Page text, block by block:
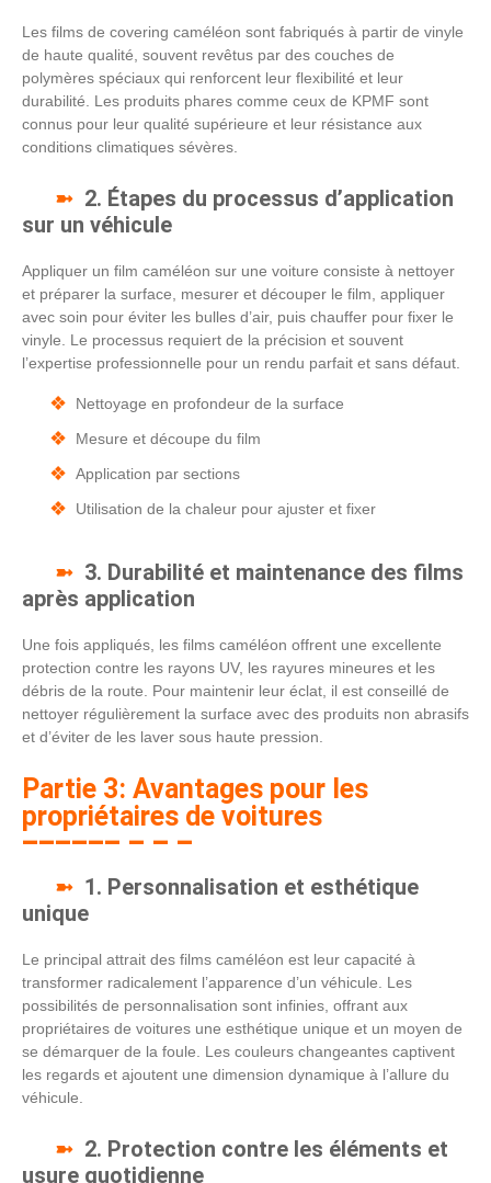
Les films de covering caméléon sont fabriqués à partir de vinyle
de haute qualité, souvent revêtus par des couches de
polymères spéciaux qui renforcent leur flexibilité et leur
durabilité. Les produits phares comme ceux de KPMF sont
connus pour leur qualité supérieure et leur résistance aux
conditions climatiques sévères.
2. Étapes du processus d’application
sur un véhicule
Appliquer un film caméléon sur une voiture consiste à nettoyer
et préparer la surface, mesurer et découper le film, appliquer
avec soin pour éviter les bulles d’air, puis chauffer pour fixer le
vinyle. Le processus requiert de la précision et souvent
l’expertise professionnelle pour un rendu parfait et sans défaut.
Nettoyage en profondeur de la surface
Mesure et découpe du film
Application par sections
Utilisation de la chaleur pour ajuster et fixer
3. Durabilité et maintenance des films
après application
Une fois appliqués, les films caméléon offrent une excellente
protection contre les rayons UV, les rayures mineures et les
débris de la route. Pour maintenir leur éclat, il est conseillé de
nettoyer régulièrement la surface avec des produits non abrasifs
et d’éviter de les laver sous haute pression.
Partie 3: Avantages pour les
propriétaires de voitures
1. Personnalisation et esthétique
unique
Le principal attrait des films caméléon est leur capacité à
transformer radicalement l’apparence d’un véhicule. Les
possibilités de personnalisation sont infinies, offrant aux
propriétaires de voitures une esthétique unique et un moyen de
se démarquer de la foule. Les couleurs changeantes captivent
les regards et ajoutent une dimension dynamique à l’allure du
véhicule.
2. Protection contre les éléments et
usure quotidienne